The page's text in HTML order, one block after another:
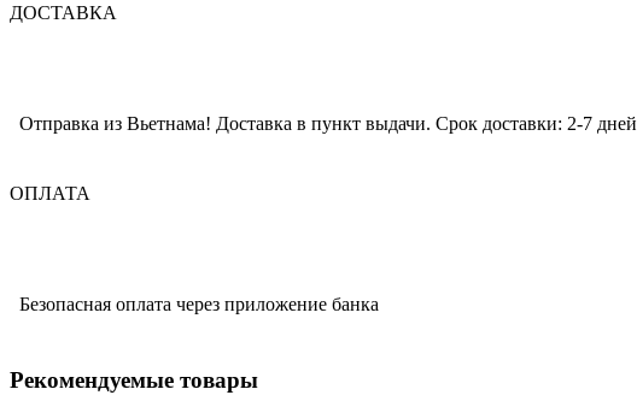
ДОСТАВКА
Отправка из Вьетнама! Доставка в пункт выдачи. Срок доставки: 2-7 дней
ОПЛАТА
Безопасная оплата через приложение банка
Рекомендуемые товары